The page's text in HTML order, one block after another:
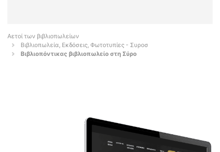
Αετοί των βιβλιοπωλείων
Βιβλιοπωλεία, Εκδόσεις, Φωτοτυπίες - Συροσ
Βιβλιοπόντικας βιβλιοπωλείο στη Σύρο